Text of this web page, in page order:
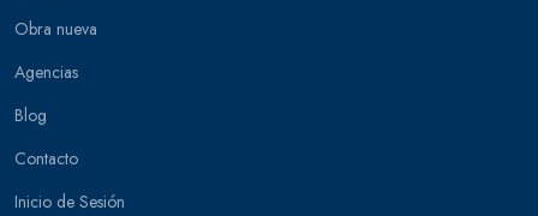
Obra nueva
Agencias
Blog
Contacto
Inicio de Sesión